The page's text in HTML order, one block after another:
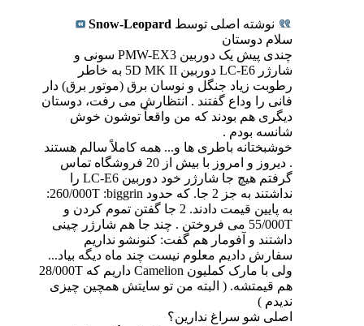
نوشته اصلی توسط Snow-Leopard
سلام دوستان
چندی پیش یک دوربین PMW-EX3 سونی و
شارژر LC-E6 دوربین 5D MK II به خاطر
رطوبت زیاد جنگل و نوسان برق (موتور برق) دار
فانی را وداع گفتند . انتظارش می رفت، دوستان
دیگری هم بودند که من واقعاً توشون خوش
شانسه بودم .
خوشبختانه باطری ها و... همه کاملاً سالم هستند
. دیروز و امروز با بیش از 20 فروشگاه تماس
گرفتم هیچ جا شارژر خود دوربین LC-E6 را
نداشتند به جز 2 جا. که حدود 260/000T :biggrin:
به پایین قیمت دادند. 2 جا گفتن تموم کردن و
55/000T می فروختن . چند جا هم شارژر چینی
داشتند و آفومار هم گفت: کنونشو نداریم
سفارش دادیم معلوم نیست چند ماه دیگه بیاد...
ولی با مارک کملیون Camelion داریم که 28/000T
هم قیمتشه. ( البته من تو سایتش همچین چیزی
ندیدم )
اصلی شو سراغ ندارین؟